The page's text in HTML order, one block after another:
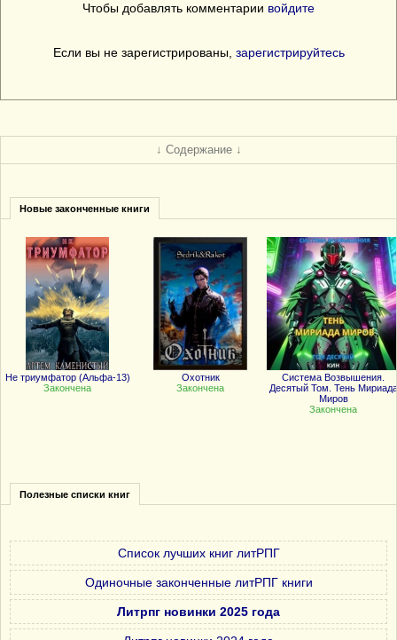
Чтобы добавлять комментарии войдите
Если вы не зарегистрированы, зарегистрируйтесь
↓ Содержание ↓
Новые законченные книги
Не триумфатор (Альфа-13)
Закончена
Охотник
Закончена
Система Возвышения.
Десятый Том. Тень Мириада
Миров
Закончена
Полезные списки книг
Список лучших книг литРПГ
Одиночные законченные литРПГ книги
Литрпг новинки 2025 года